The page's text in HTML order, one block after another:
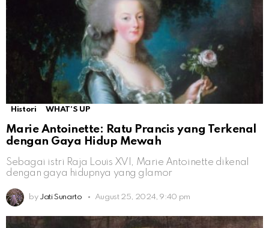
Histori WHAT'S UP
Marie Antoinette: Ratu Prancis yang Terkenal
dengan Gaya Hidup Mewah
Sebagai istri Raja Louis XVI, Marie Antoinette dikenal
dengan gaya hidupnya yang glamor
by Jati Sunarto August 25, 2024, 9:40 pm